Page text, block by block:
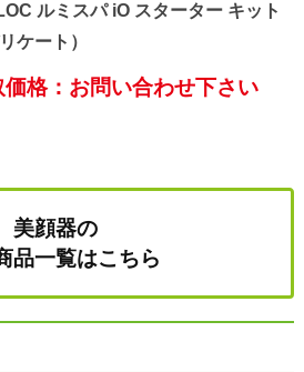
ルミスパ iO スターター キット
ケート）
価格：お問い合わせ下さい
美顔器の
品一覧はこちら